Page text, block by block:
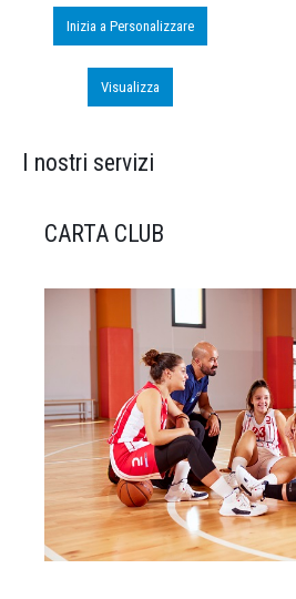
Inizia a Personalizzare
Visualizza
I nostri servizi
CARTA CLUB